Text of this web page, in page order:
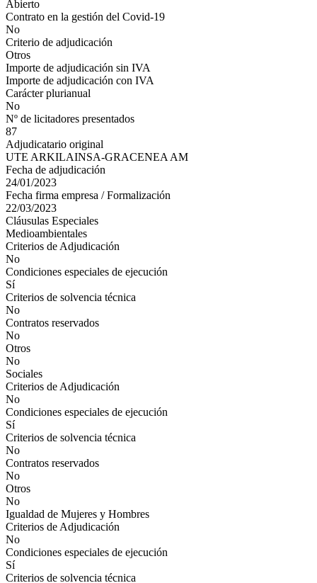
Abierto
Contrato en la gestión del Covid-19
No
Criterio de adjudicación
Otros
Importe de adjudicación sin IVA
Importe de adjudicación con IVA
Carácter plurianual
No
Nº de licitadores presentados
87
Adjudicatario original
UTE ARKILAINSA-GRACENEA AM
Fecha de adjudicación
24/01/2023
Fecha firma empresa / Formalización
22/03/2023
Cláusulas Especiales
Medioambientales
Criterios de Adjudicación
No
Condiciones especiales de ejecución
Sí
Criterios de solvencia técnica
No
Contratos reservados
No
Otros
No
Sociales
Criterios de Adjudicación
No
Condiciones especiales de ejecución
Sí
Criterios de solvencia técnica
No
Contratos reservados
No
Otros
No
Igualdad de Mujeres y Hombres
Criterios de Adjudicación
No
Condiciones especiales de ejecución
Sí
Criterios de solvencia técnica